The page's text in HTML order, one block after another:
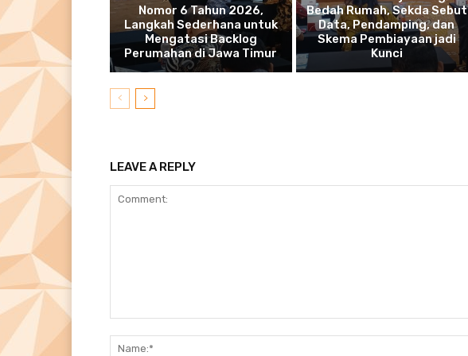
Nomor 6 Tahun 2026,
Langkah Sederhana untuk
Mengatasi Backlog
Perumahan di Jawa Timur
Bedah Rumah, Sekda Sebut
Data, Pendamping, dan
Skema Pembiayaan jadi
Kunci
LEAVE A REPLY